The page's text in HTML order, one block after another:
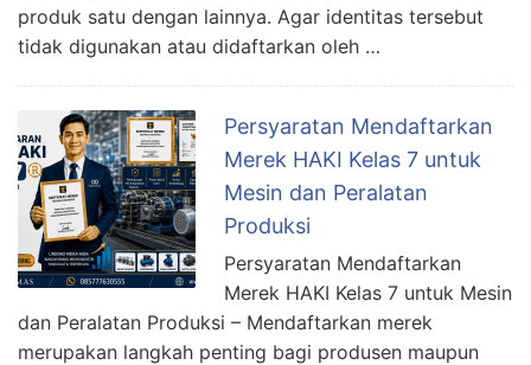
produk satu dengan lainnya. Agar identitas tersebut
tidak digunakan atau didaftarkan oleh …
Persyaratan Mendaftarkan
Merek HAKI Kelas 7 untuk
Mesin dan Peralatan
Produksi
Persyaratan Mendaftarkan
Merek HAKI Kelas 7 untuk Mesin
dan Peralatan Produksi – Mendaftarkan merek
merupakan langkah penting bagi produsen maupun